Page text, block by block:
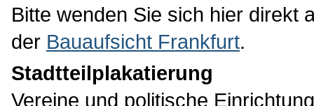
Bitte wenden Sie sich hier direkt
der Bauaufsicht Frankfurt.
Stadtteilplakatierung
Vereine und politische